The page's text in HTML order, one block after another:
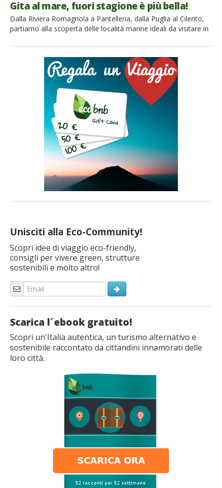
Unisciti alla Eco-Community!
Scopri idee di viaggio eco-friendly,
consigli per vivere green, strutture
sostenibili e molto altro!
Scarica l´ebook gratuito!
Scopri un'Italia autentica, un turismo alternativo e
sostenibile raccontato da cittandini innamorati delle
loro città.
Gita al mare, fuori stagione è più bella!
Dalla Riviera Romagnola a Pantelleria, dalla Puglia al Cilento,
partiamo alla scoperta delle località marine ideali da visitare in
quando sono ancora più belle! Rimini fuori stagione, quella
autentica Partiamo da Rimini, metà super turistica d’estate, da
riscoprire nelle altre stagioni. Spiagge lunghissime e libere dagli